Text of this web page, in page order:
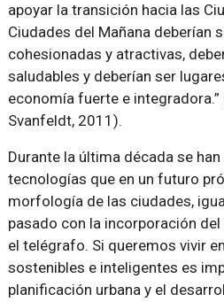
apoyar la transición hacia las
Ciudades del Mañana deberían
cohesionadas y atractivas,
saludables y deberían ser
economía fuerte e
Svanfeldt, 2011).
Durante la última década se
tecnologías que en un futuro
morfología de las ciudades,
pasado con la incorporación
el telégrafo. Si queremos vivir
sostenibles e inteligentes es
planificación urbana y el